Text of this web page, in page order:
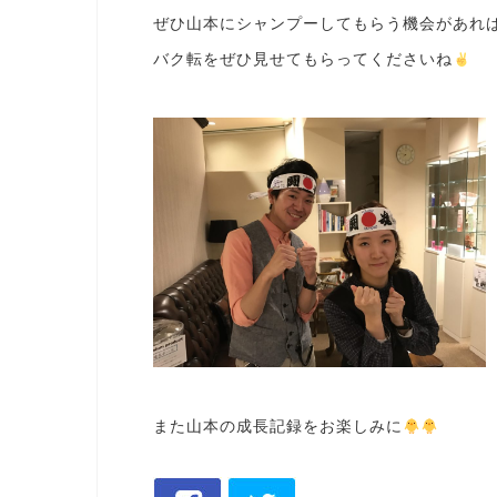
ぜひ山本にシャンプーしてもらう機会があれ
バク転をぜひ見せてもらってくださいね
また山本の成長記録をお楽しみに